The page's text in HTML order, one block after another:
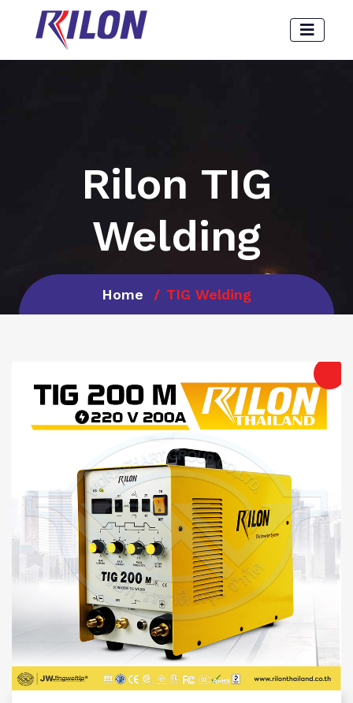
Rilon TIG
Welding
Home TIG Welding